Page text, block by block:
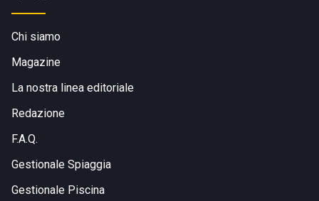
Chi siamo
Magazine
La nostra linea editoriale
Redazione
F.A.Q.
Gestionale Spiaggia
Gestionale Piscina